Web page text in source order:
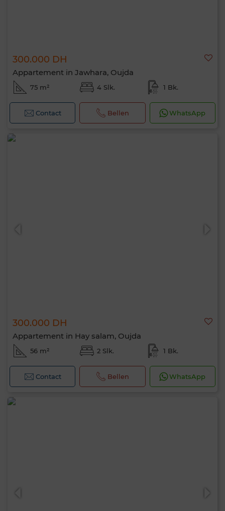
300.000 DH
Appartement in Jawhara, Oujda
75 m² 4 Slk. 1 Bk.
Contact Bellen WhatsApp
300.000 DH
Appartement in Hay salam, Oujda
56 m² 2 Slk. 1 Bk.
Contact Bellen WhatsApp